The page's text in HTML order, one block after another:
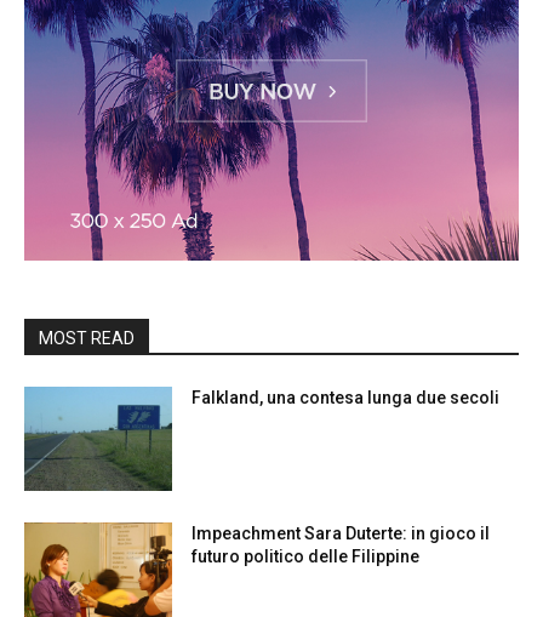
MOST READ
Falkland, una contesa lunga due secoli
Impeachment Sara Duterte: in gioco il
futuro politico delle Filippine